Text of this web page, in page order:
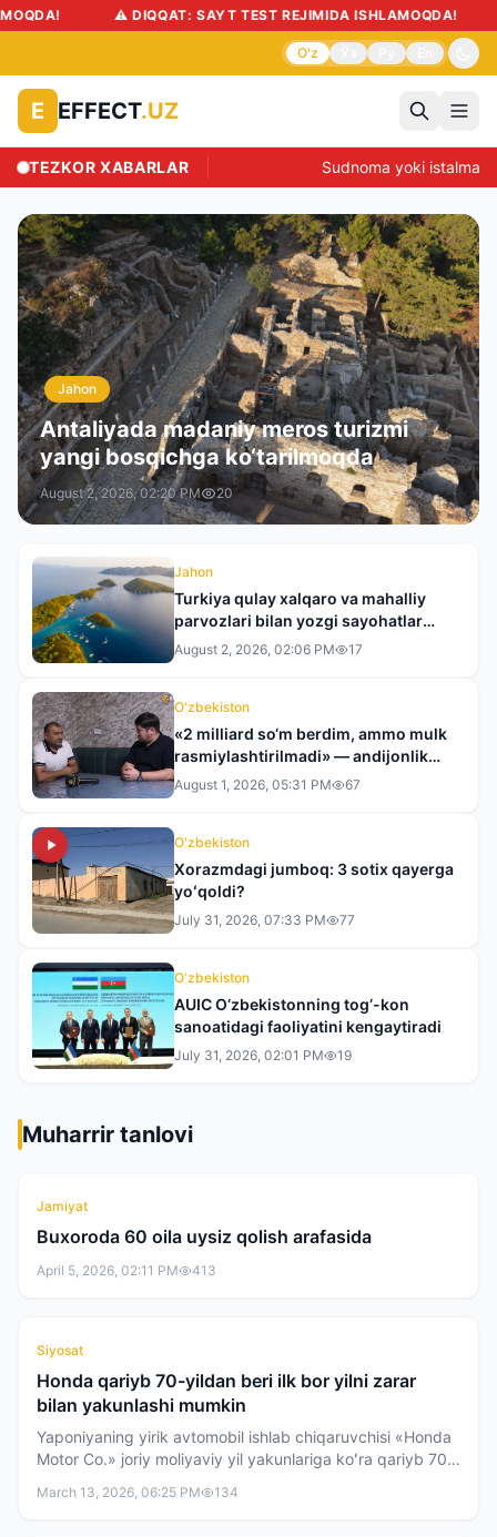
⚠️ DIQQAT: SAYT TEST REJIMIDA ISHLAMOQDA!
O'z
E EFFECT.UZ
TEZKOR XABARLAR Sudnoma yoki
Jahon
Antaliyada madaniy meros turizmi
yangi bosqichga ko‘tarilmoqda
August 2, 2026, 02:20 PM 20
Jahon
Turkiya qulay xalqaro va mahalliy
parvozlari bilan yozgi sayohatlar
uchun yetakchi yo‘nalishga
August 2, 2026, 02:06 PM 17
O'zbekiston
«2 milliard so‘m berdim, ammo mulk
rasmiylashtirilmadi» — andijonlik
tadbirkor tergovdan norozi
August 1, 2026, 05:31 PM 67
O'zbekiston
Xorazmdagi jumboq: 3 sotix qayerga
yoʻqoldi?
July 31, 2026, 07:33 PM 77
O'zbekiston
AUIC O‘zbekistonning tog‘-kon
sanoatidagi faoliyatini kengaytiradi
July 31, 2026, 02:01 PM 19
Muharrir tanlovi
Jamiyat
Buxoroda 60 oila uysiz qolish arafasida
April 5, 2026, 02:11 PM 413
Siyosat
Honda qariyb 70-yildan beri ilk bor yilni zarar
bilan yakunlashi mumkin
Yaponiyaning yirik avtomobil ishlab chiqaruvchisi «Honda
Motor Co.» joriy moliyaviy yil yakunlariga koʻra qariyb 70-
March 13, 2026, 06:25 PM 134